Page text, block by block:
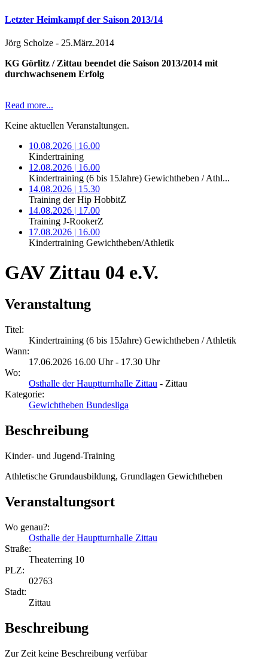
Letzter Heimkampf der Saison 2013/14
Jörg Scholze - 25.März.2014
KG Görlitz / Zittau beendet die Saison 2013/2014 mit
durchwachsenem Erfolg
Read more...
Keine aktuellen Veranstaltungen.
10.08.2026 | 16.00
Kindertraining
12.08.2026 | 16.00
Kindertraining (6 bis 15Jahre) Gewichtheben / Athl...
14.08.2026 | 15.30
Training der Hip HobbitZ
14.08.2026 | 17.00
Training J-RookerZ
17.08.2026 | 16.00
Kindertraining Gewichtheben/Athletik
GAV Zittau 04 e.V.
Veranstaltung
Titel:
Kindertraining (6 bis 15Jahre) Gewichtheben / Athletik
Wann:
17.06.2026 16.00 Uhr - 17.30 Uhr
Wo:
Osthalle der Hauptturnhalle Zittau - Zittau
Kategorie:
Gewichtheben Bundesliga
Beschreibung
Kinder- und Jugend-Training
Athletische Grundausbildung, Grundlagen Gewichtheben
Veranstaltungsort
Wo genau?:
Osthalle der Hauptturnhalle Zittau
Straße:
Theaterring 10
PLZ:
02763
Stadt:
Zittau
Beschreibung
Zur Zeit keine Beschreibung verfübar